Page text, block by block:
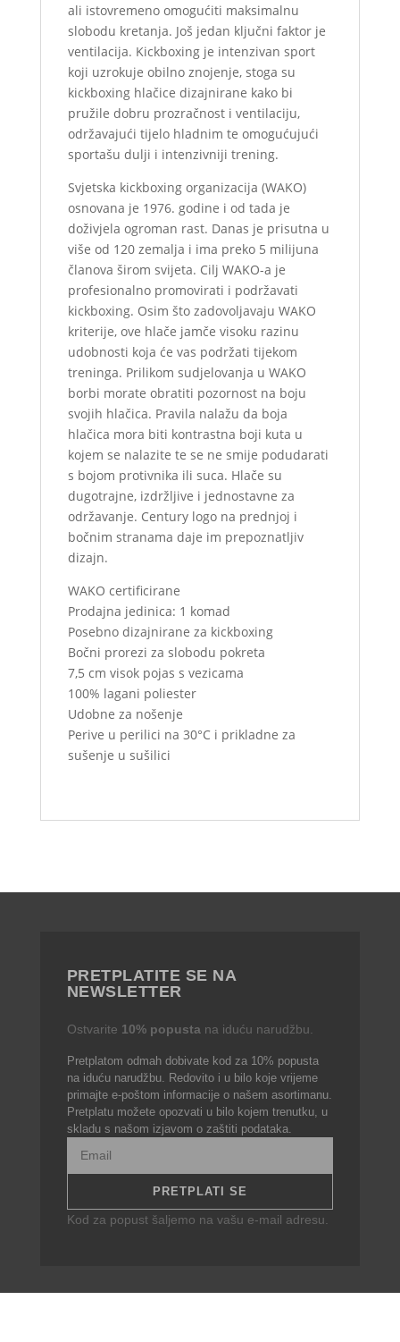
ali istovremeno omogućiti maksimalnu
slobodu kretanja. Još jedan ključni faktor je
ventilacija. Kickboxing je intenzivan sport
koji uzrokuje obilno znojenje, stoga su
kickboxing hlačice dizajnirane kako bi
pružile dobru prozračnost i ventilaciju,
održavajući tijelo hladnim te omogućujući
sportašu dulji i intenzivniji trening.
Svjetska kickboxing organizacija (WAKO)
osnovana je 1976. godine i od tada je
doživjela ogroman rast. Danas je prisutna u
više od 120 zemalja i ima preko 5 milijuna
članova širom svijeta. Cilj WAKO-a je
profesionalno promovirati i podržavati
kickboxing. Osim što zadovoljavaju WAKO
kriterije, ove hlače jamče visoku razinu
udobnosti koja će vas podržati tijekom
treninga. Prilikom sudjelovanja u WAKO
borbi morate obratiti pozornost na boju
svojih hlačica. Pravila nalažu da boja
hlačica mora biti kontrastna boji kuta u
kojem se nalazite te se ne smije podudarati
s bojom protivnika ili suca. Hlače su
dugotrajne, izdržljive i jednostavne za
održavanje. Century logo na prednjoj i
bočnim stranama daje im prepoznatljiv
dizajn.
WAKO certificirane
Prodajna jedinica: 1 komad
Posebno dizajnirane za kickboxing
Bočni prorezi za slobodu pokreta
7,5 cm visok pojas s vezicama
100% lagani poliester
Udobne za nošenje
Perive u perilici na 30°C i prikladne za
sušenje u sušilici
PRETPLATITE SE NA
NEWSLETTER
Ostvarite 10% popusta na iduću narudžbu.
Pretplatom odmah dobivate kod za 10% popusta
na iduću narudžbu. Redovito i u bilo koje vrijeme
primajte e-poštom informacije o našem asortimanu.
Pretplatu možete opozvati u bilo kojem trenutku, u
skladu s našom izjavom o zaštiti podataka.
Kod za popust šaljemo na vašu e-mail adresu.